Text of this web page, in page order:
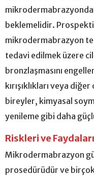
beklemelidir.
mikrodermabrazyon
tedavi edilmek üzere
bronzlaşmasını
kırışıklıkları veya
bireyler, kimyasal
yenileme gibi daha
Riskleri ve Faydaları
Mikrodermabrazyon
prosedürüdür ve